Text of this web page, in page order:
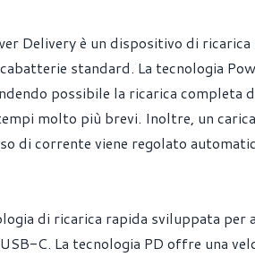
Delivery è un dispositivo di
standard. La tecnologia
possibile la ricarica completa
molto più brevi. Inoltre, un
di corrente viene regolato
di ricarica rapida sviluppata
C. La tecnologia PD offre una